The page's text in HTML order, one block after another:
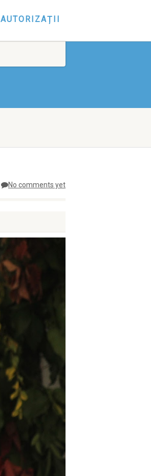
AUTORIZAȚII
No comments yet